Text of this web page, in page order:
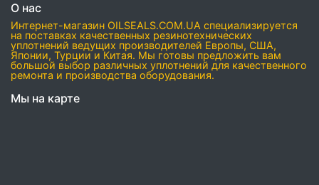
О нас
Интернет-магазин OILSEALS.COM.UA специализируется
на поставках качественных резинотехнических
уплотнений ведущих производителей Европы, США,
Японии, Турции и Китая. Мы готовы предложить вам
большой выбор различных уплотнений для качественного
ремонта и производства оборудования.
Мы на карте